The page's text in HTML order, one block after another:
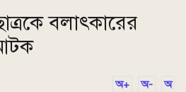
বলাৎকারের
অ+ অ- অ